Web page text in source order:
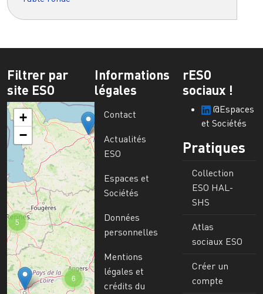
Filtrer par
site ESO
6
5
+
−
Informations
légales
Contact
Actualités
ESO
Espaces et
Sociétés
Données
personnelles
Mentions
légales et
crédits du
rESO
sociaux !
@Espaces
et Sociétés
Pratiques
Collection
ESO HAL-
SHS
Atlas
sociaux ESO
Créer un
compte